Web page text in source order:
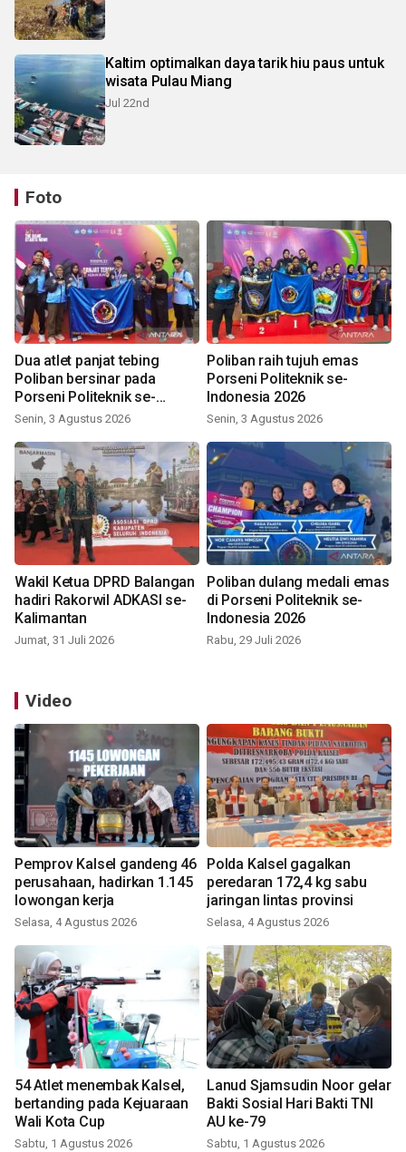
Kaltim optimalkan daya tarik hiu paus untuk
wisata Pulau Miang
Jul 22nd
Foto
Dua atlet panjat tebing
Poliban bersinar pada
Porseni Politeknik se-
Indonesia 2026
Senin, 3 Agustus 2026
Poliban raih tujuh emas
Porseni Politeknik se-
Indonesia 2026
Senin, 3 Agustus 2026
Wakil Ketua DPRD Balangan
hadiri Rakorwil ADKASI se-
Kalimantan
Jumat, 31 Juli 2026
Poliban dulang medali emas
di Porseni Politeknik se-
Indonesia 2026
Rabu, 29 Juli 2026
Video
Pemprov Kalsel gandeng 46
perusahaan, hadirkan 1.145
lowongan kerja
Selasa, 4 Agustus 2026
Polda Kalsel gagalkan
peredaran 172,4 kg sabu
jaringan lintas provinsi
Selasa, 4 Agustus 2026
54 Atlet menembak Kalsel,
bertanding pada Kejuaraan
Wali Kota Cup
Sabtu, 1 Agustus 2026
Lanud Sjamsudin Noor gelar
Bakti Sosial Hari Bakti TNI
AU ke-79
Sabtu, 1 Agustus 2026